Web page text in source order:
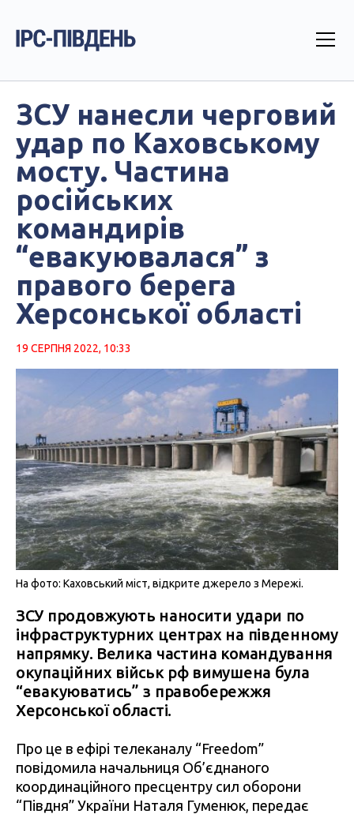
ЗСУ нанесли черговий
удар по Каховському
мосту. Частина
російських
командирів
“евакуювалася” з
правого берега
Херсонської області
19 СЕРПНЯ 2022, 10:33
На фото: Каховський міст, відкрите джерело з Мережі.
ЗСУ продовжують наносити удари по
інфраструктурних центрах на південному
напрямку. Велика частина командування
окупаційних військ рф вимушена була
“евакуюватись” з правобережжя
Херсонської області.
Про це в ефірі телеканалу “Freedom”
повідомила начальниця Об’єднаного
координаційного пресцентру сил оборони
“Півдня” України Наталя Гуменюк, передає